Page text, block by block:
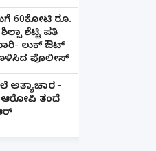
60ಕೋಟಿ ರೂ.
ಶೆಟ್ಟಿ ಪತಿ
ಲುಕ್ ಔಟ್
ಪೊಲೀಸ್
ಅತ್ಯಾಚಾರ -
ತಂದೆ